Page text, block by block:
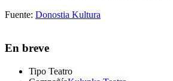
Fuente: Donostia Kultura
En breve
Tipo Teatro